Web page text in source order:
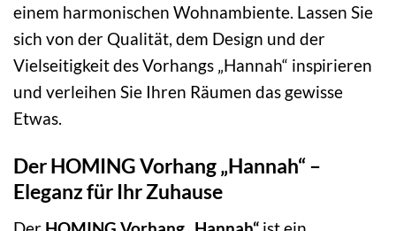
einem harmonischen Wohnambiente. Lassen Sie
sich von der Qualität, dem Design und der
Vielseitigkeit des Vorhangs „Hannah“ inspirieren
und verleihen Sie Ihren Räumen das gewisse
Etwas.
Der HOMING Vorhang „Hannah“ –
Eleganz für Ihr Zuhause